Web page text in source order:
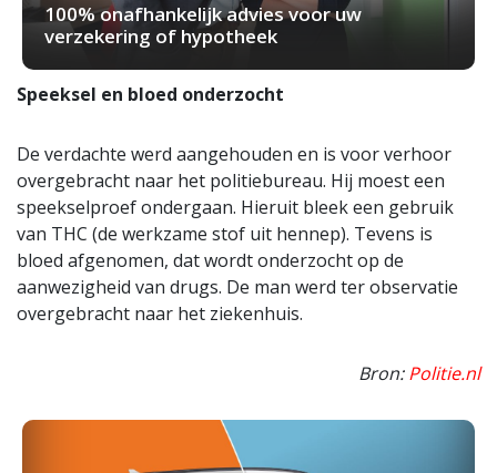
100% onafhankelijk advies voor uw
verzekering of hypotheek
Speeksel en bloed onderzocht
De verdachte werd aangehouden en is voor verhoor
overgebracht naar het politiebureau. Hij moest een
speekselproef ondergaan. Hieruit bleek een gebruik
van THC (de werkzame stof uit hennep). Tevens is
bloed afgenomen, dat wordt onderzocht op de
aanwezigheid van drugs. De man werd ter observatie
overgebracht naar het ziekenhuis.
Bron:Politie.nl